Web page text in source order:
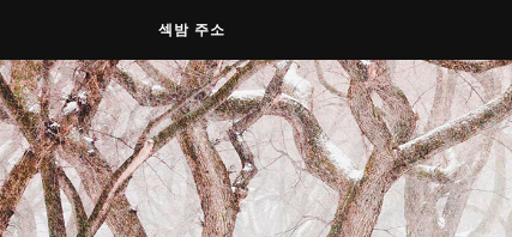
섹밤 주소